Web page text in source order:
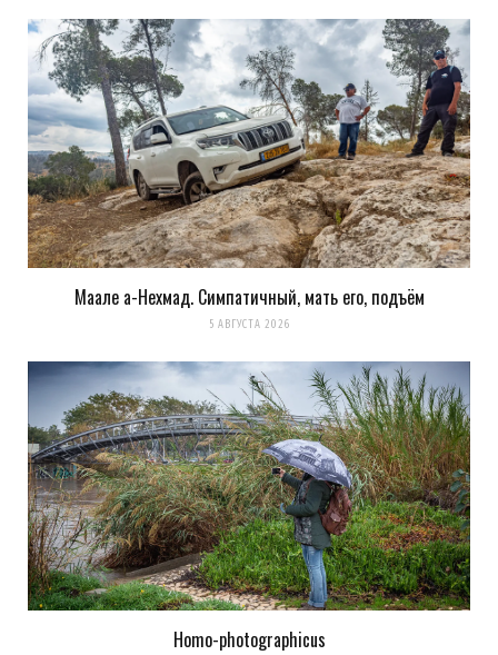
Маале а-Нехмад. Симпатичный, мать его, подъём
5 АВГУСТА 2026
Homo-photographicus